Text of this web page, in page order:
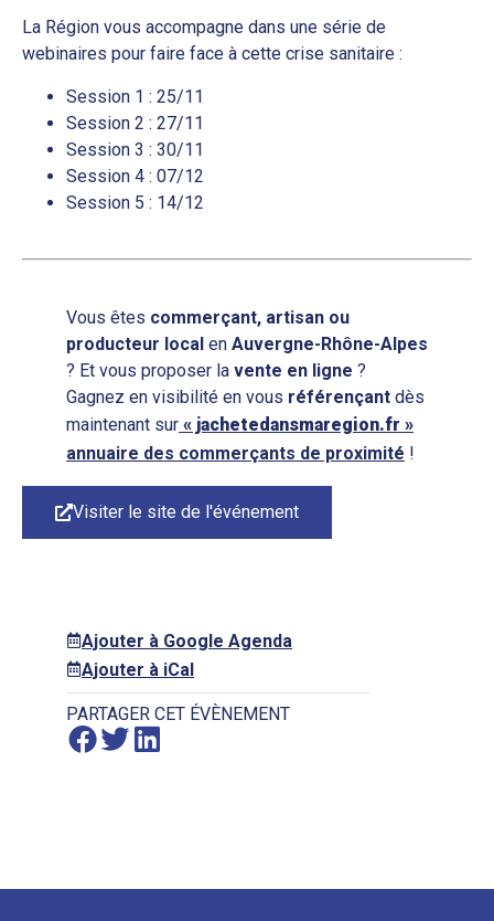
La Région vous accompagne dans une série de
webinaires pour faire face à cette crise sanitaire :
Session 1 : 25/11
Session 2 : 27/11
Session 3 : 30/11
Session 4 : 07/12
Session 5 : 14/12
Vous êtes commerçant, artisan ou
producteur local en Auvergne-Rhône-Alpes
? Et vous proposer la vente en ligne ?
Gagnez en visibilité en vous référençant dès
maintenant sur « jachetedansmaregion.fr »
annuaire des commerçants de proximité !
Visiter le site de l'événement
Ajouter à Google Agenda
Ajouter à iCal
PARTAGER CET ÉVÈNEMENT